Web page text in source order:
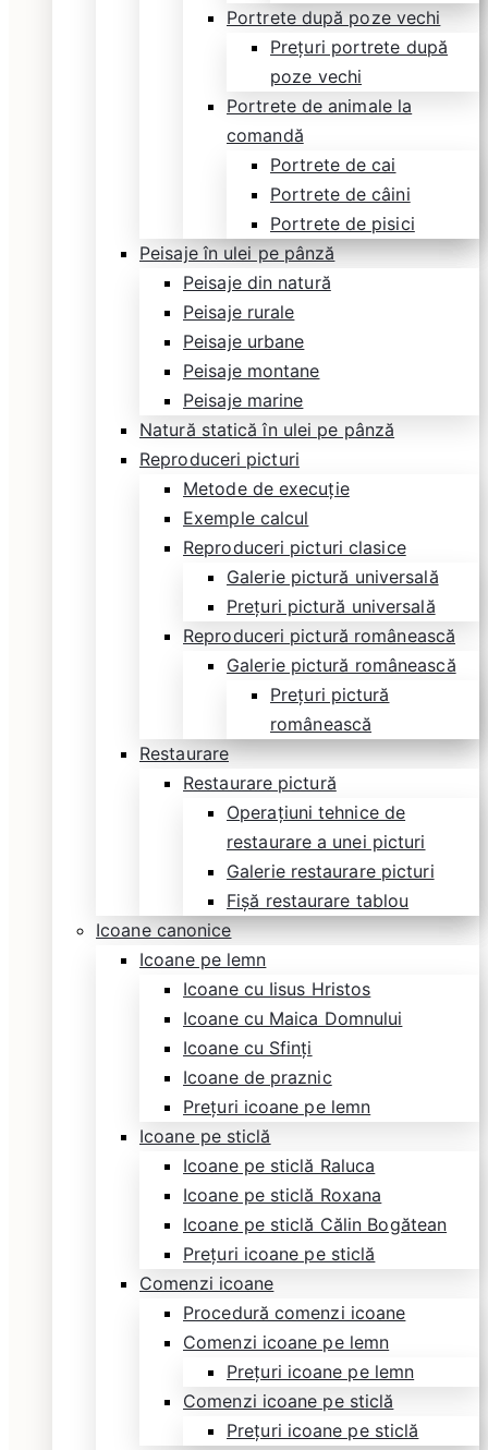
Portrete după poze vechi
Prețuri portrete după
poze vechi
Portrete de animale la
comandă
Portrete de cai
Portrete de câini
Portrete de pisici
Peisaje în ulei pe pânză
Peisaje din natură
Peisaje rurale
Peisaje urbane
Peisaje montane
Peisaje marine
Natură statică în ulei pe pânză
Reproduceri picturi
Metode de execuție
Exemple calcul
Reproduceri picturi clasice
Galerie pictură universală
Prețuri pictură universală
Reproduceri pictură românească
Galerie pictură românească
Prețuri pictură
românească
Restaurare
Restaurare pictură
Operațiuni tehnice de
restaurare a unei picturi
Galerie restaurare picturi
Fișă restaurare tablou
Icoane canonice
Icoane pe lemn
Icoane cu Iisus Hristos
Icoane cu Maica Domnului
Icoane cu Sfinți
Icoane de praznic
Prețuri icoane pe lemn
Icoane pe sticlă
Icoane pe sticlă Raluca
Icoane pe sticlă Roxana
Icoane pe sticlă Călin Bogătean
Prețuri icoane pe sticlă
Comenzi icoane
Procedură comenzi icoane
Comenzi icoane pe lemn
Prețuri icoane pe lemn
Comenzi icoane pe sticlă
Prețuri icoane pe sticlă